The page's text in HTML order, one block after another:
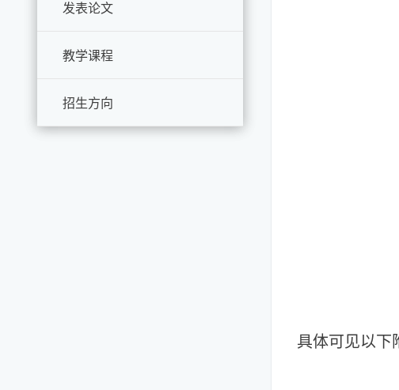
发表论文
教学课程
招生方向
具体可见以下